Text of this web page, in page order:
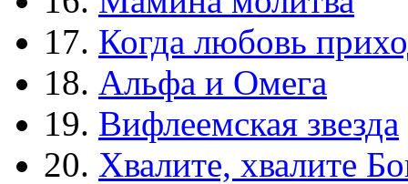
17. Когда любовь
18. Альфа и Омега
19. Вифлеемская звезда
20. Хвалите, хвалите